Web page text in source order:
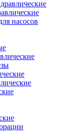
насосов